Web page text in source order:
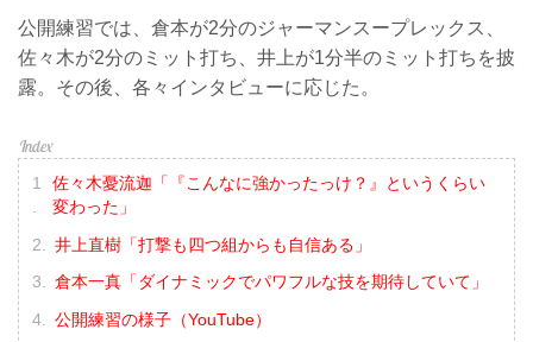
公開練習では、倉本が2分のジャーマンスープレックス、
佐々木が2分のミット打ち、井上が1分半のミット打ちを披
露。その後、各々インタビューに応じた。
佐々木憂流迦「『こんなに強かったっけ？』というくらい
変わった」
井上直樹「打撃も四つ組からも自信ある」
倉本一真「ダイナミックでパワフルな技を期待していて」
公開練習の様子（YouTube）